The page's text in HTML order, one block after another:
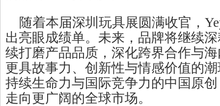
随着本届深圳玩具展圆满收官，
出亮眼成绩单。未来，品牌将继续
续打磨产品品质，深化跨界合作与
更具故事力、创新性与情感价值的
持续生命力与国际竞争力的中国原
走向更广阔的全球市场。